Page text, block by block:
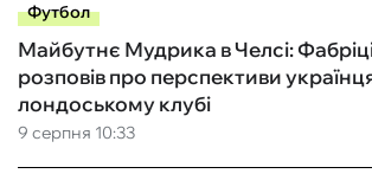
Футбол
9 серпня 10:33
Майбутнє Мудрика в Челсі:
розповів про перспективи
лондоському клубі